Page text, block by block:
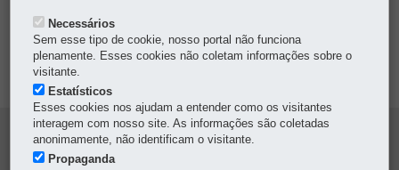
MAPA DO SITE
Navegação
Necessários
Sem esse tipo de cookie, nosso portal não funciona
plenamente. Esses cookies não coletam informações sobre o
visitante.
Estatísticos
Esses cookies nos ajudam a entender como os visitantes
interagem com nosso site. As informações são coletadas
anonimamente, não identificam o visitante.
Propaganda